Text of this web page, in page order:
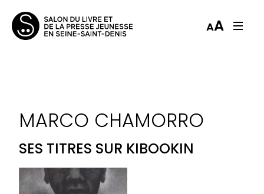
AA
MARCO CHAMORRO
SES TITRES SUR KIBOOKIN